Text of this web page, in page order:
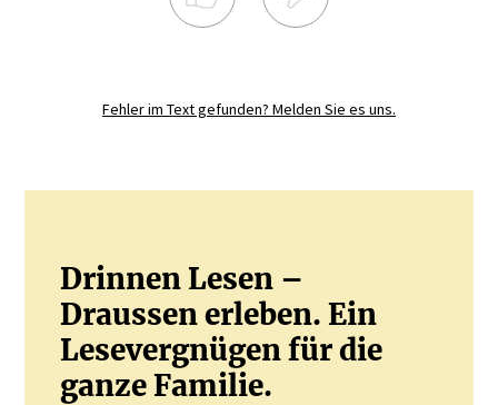
Fehler im Text gefunden? Melden Sie es uns.
Drinnen Lesen –
Draussen erleben. Ein
Lesevergnügen für die
ganze Familie.